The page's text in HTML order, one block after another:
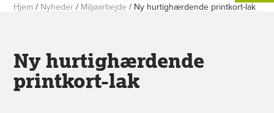
Hjem / Nyheder / Miljøarbejde / Ny hurtighærdende printkort-lak
Ny hurtighærdende
printkort-lak